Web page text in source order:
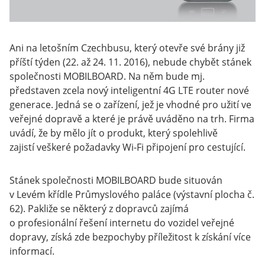
Ani na letošním Czechbusu, který otevře své brány již
příští týden (22. až 24. 11. 2016), nebude chybět stánek
společnosti MOBILBOARD. Na něm bude mj.
představen zcela nový inteligentní 4G LTE router nové
generace. Jedná se o zařízení, jež je vhodné pro užití ve
veřejné dopravě a které je právě uváděno na trh. Firma
uvádí, že by mělo jít o produkt, který spolehlivě
zajistí veškeré požadavky Wi-Fi připojení pro cestující.
Stánek společnosti MOBILBOARD bude situován
v Levém křídle Průmyslového paláce (výstavní plocha č.
62). Pakliže se některý z dopravců zajímá
o profesionální řešení internetu do vozidel veřejné
dopravy, získá zde bezpochyby příležitost k získání více
informací.